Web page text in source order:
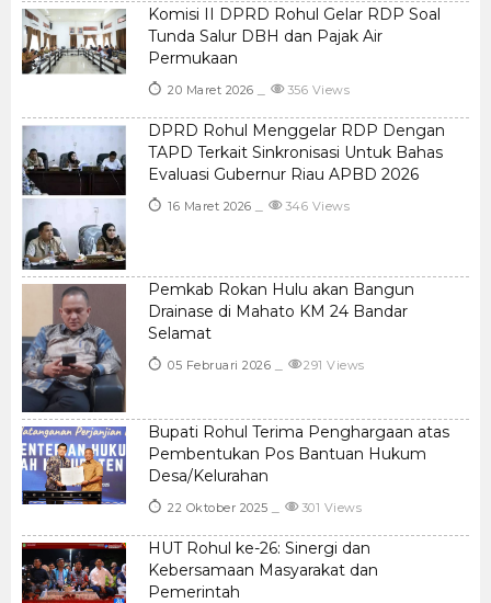
Komisi II DPRD Rohul Gelar RDP Soal
Tunda Salur DBH dan Pajak Air
Permukaan
20 Maret 2026 356 Views
DPRD Rohul Menggelar RDP Dengan
TAPD Terkait Sinkronisasi Untuk Bahas
Evaluasi Gubernur Riau APBD 2026
16 Maret 2026 346 Views
Pemkab Rokan Hulu akan Bangun
Drainase di Mahato KM 24 Bandar
Selamat
05 Februari 2026 291 Views
Bupati Rohul Terima Penghargaan atas
Pembentukan Pos Bantuan Hukum
Desa/Kelurahan
22 Oktober 2025 301 Views
HUT Rohul ke-26: Sinergi dan
Kebersamaan Masyarakat dan
Pemerintah